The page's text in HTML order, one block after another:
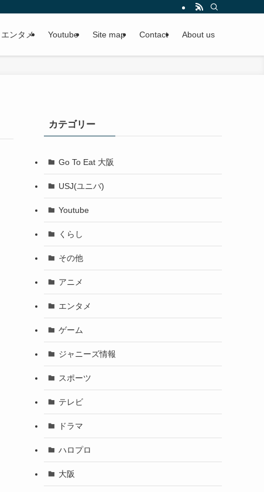
エンタメ Youtube Site map Contact About us
カテゴリー
Go To Eat 大阪
USJ(ユニバ)
Youtube
くらし
その他
アニメ
エンタメ
ゲーム
ジャニーズ情報
スポーツ
テレビ
ドラマ
ハロプロ
大阪